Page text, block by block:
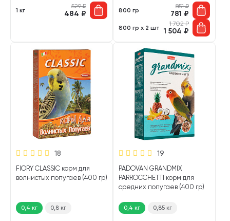
1 кг
529₽
484 ₽ 800 гр
851₽
781 ₽
800 гр х 2 шт
1 702₽
1 504 ₽
18
FIORY CLASSIC корм для
волнистых попугаев (400 гр)
0,4 кг 0,8 кг
19
PADOVAN GRANDMIX
PARROCCHETTI корм для
средних попугаев (400 гр)
0,4 кг 0,85 кг